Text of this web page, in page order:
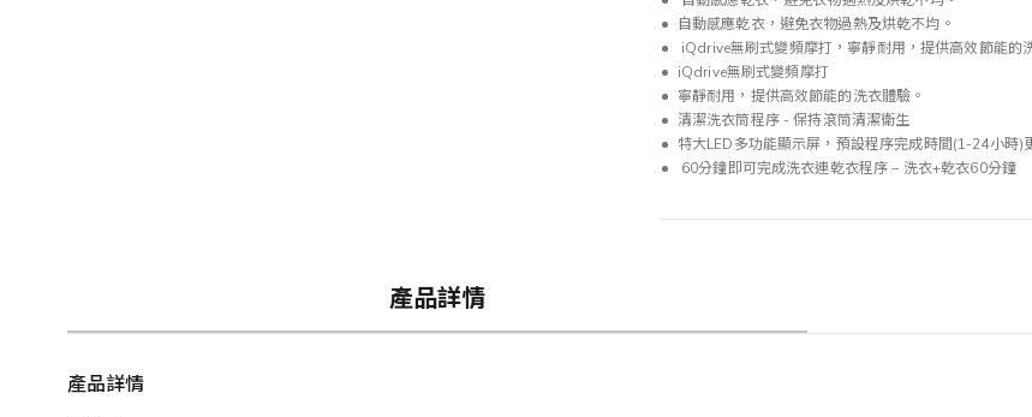
自動感應乾衣，避免衣物過熱及烘乾不均。
iQdrive無刷式變頻摩打，寧靜耐用，提供高效節能的
iQdrive無刷式變頻摩打
寧靜耐用，提供高效節能的洗衣體驗。
清潔洗衣筒程序 - 保持滾筒清潔衛生
特大LED多功能顯示屏，預設程序完成時間(1-24小時)
60分鐘即可完成洗衣連乾衣程序 – 洗衣+乾衣60分鐘
產品詳情
產品詳情